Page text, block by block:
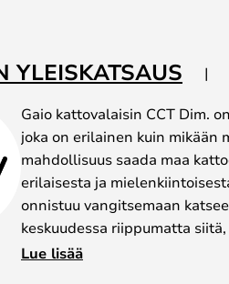
YLEISKATSAUS
Gaio kattovalaisin CCT Dim.
joka on erilainen kuin mikään
mahdollisuus saada maa
erilaisesta ja
onnistuu vangitsemaan
keskuudessa riippumatta
ollen ainutlaatuisen
Lue lisää